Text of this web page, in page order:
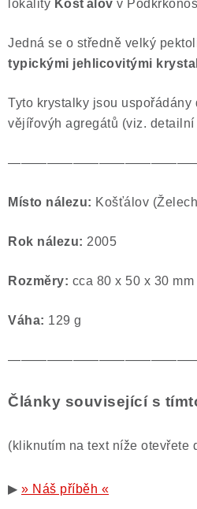
Výkup minerálů a drahých
Formulář pro uplatnění reklamace
Formulář pro odstoupení od
Poučení o právu na odstoupení od
lokality Košťálov v
Jedná se o středně velký
typickými jehlicovitými
Tyto krystalky jsou uspořádány
vějířovýh agregátů (viz. detailní
Místo nálezu: Košťálov
Rok nálezu: 2005
Rozměry: cca 80 x 50 x 30 mm
Váha: 129 g
Články související s
(kliknutím na text níže otevřete
▶ » Náš příběh «